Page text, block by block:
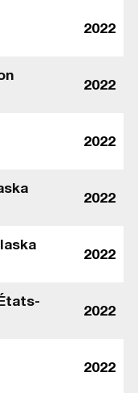
2022
2022
2022
2022
2022
2022
2022